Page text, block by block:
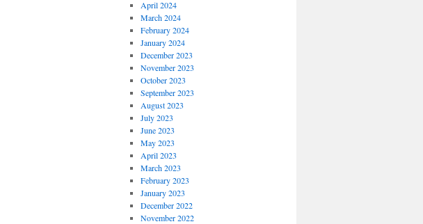
April 2024
March 2024
February 2024
January 2024
December 2023
November 2023
October 2023
September 2023
August 2023
July 2023
June 2023
May 2023
April 2023
March 2023
February 2023
January 2023
December 2022
November 2022